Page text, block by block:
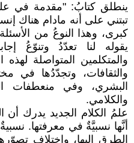
ينطلق كتابُ: "مقدمة في
تبتني على أنه مادام هناك
كبرى، وهذا النوعُ من
يقوله لنا تعدّدُ وتنوّعُ
والمتكلمين المتواصلة
والثقافات، وتجدّدُها في
البشري، وفي منعطفات
والكلامي.
علمُ الكلام الجديد يدرك أن
أنَّها نسبيَّةٌ في معرفتها.
الطرق إليها، واختلافِ